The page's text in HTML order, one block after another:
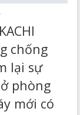
chống
lại sự
phòng
mới có